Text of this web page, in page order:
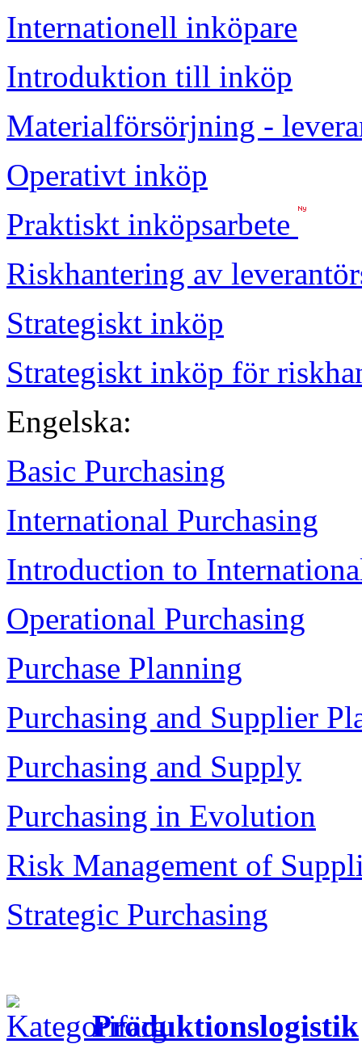
Internationell inköpare
Introduktion till inköp
Materialförsörjning -
Operativt inköp
Praktiskt inköpsarbete
Riskhantering av
Strategiskt inköp
Strategiskt inköp för
Engelska:
Basic Purchasing
International Purchasing
Introduction to
Operational Purchasing
Purchase Planning
Purchasing and Supplier
Purchasing and Supply
Purchasing in Evolution
Risk Management of
Strategic Purchasing
Produktionslogistik